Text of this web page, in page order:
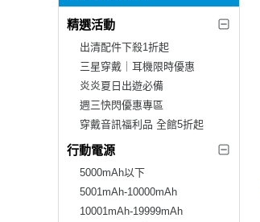
精選活動
出清配件下殺1折起
三星穿戴｜耳機限時優惠
炎炎夏日出遊必備
週三快閃優惠專區
穿戴音訊福利品 全館5折起
行動電源
5000mAh以下
5001mAh-10000mAh
10001mAh-19999mAh